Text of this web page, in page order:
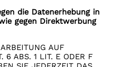
die Datenerhebung in
gegen Direktwerbung
AUF
6 ABS. 1 LIT. E ODER F